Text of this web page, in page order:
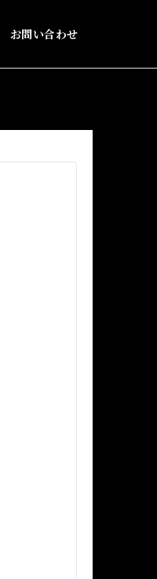
お問い合わせ